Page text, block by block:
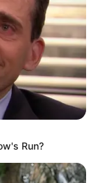
por
Run?